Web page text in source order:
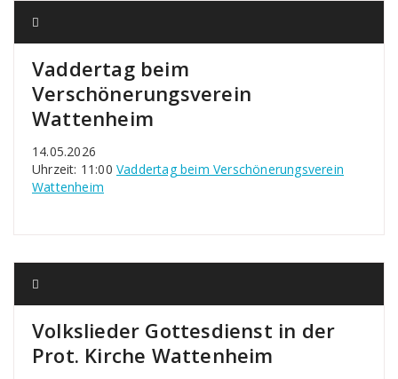
Vaddertag beim
Verschönerungsverein
Wattenheim
14.05.2026
Uhrzeit: 11:00 Vaddertag beim Verschönerungsverein
Wattenheim
Volkslieder Gottesdienst in der
Prot. Kirche Wattenheim